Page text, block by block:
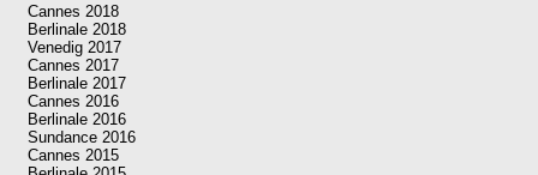
Cannes 2018
Berlinale 2018
Venedig 2017
Cannes 2017
Berlinale 2017
Cannes 2016
Berlinale 2016
Sundance 2016
Cannes 2015